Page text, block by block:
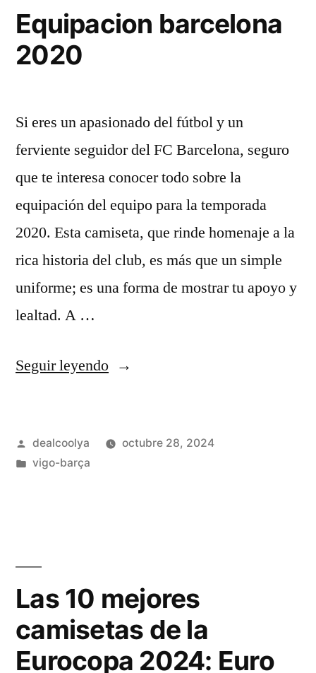
Real
Zaragoza»
Equipacion barcelona
2020
Si eres un apasionado del fútbol y un
ferviente seguidor del FC Barcelona, seguro
que te interesa conocer todo sobre la
equipación del equipo para la temporada
2020. Esta camiseta, que rinde homenaje a la
rica historia del club, es más que un simple
uniforme; es una forma de mostrar tu apoyo y
lealtad. A …
Seguir leyendo«Equipacion
Publicado
por
dealcoolya
octubre 28, 2024
Publicado
vigo-barça
Las 10 mejores
camisetas de la
Eurocopa 2024: Euro